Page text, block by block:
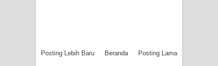
Posting Lebih Baru Posting Lama
Beranda